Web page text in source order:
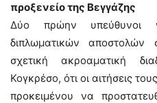
προξενείο της Βεγγάζης
Δύο πρώην υπεύθυνοι
διπλωματικών
σχετική ακροαματική
Κογκρέσο, ότι οι αιτήσεις
προκειμένου να